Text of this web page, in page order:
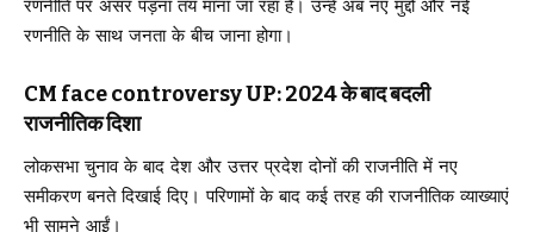
रणनीति पर असर पड़ना तय माना जा रहा है। उन्हें अब नए मुद्दों और नई
रणनीति के साथ जनता के बीच जाना होगा।
CM face controversy UP: 2024 के बाद बदली
राजनीतिक दिशा
लोकसभा चुनाव के बाद देश और उत्तर प्रदेश दोनों की राजनीति में नए
समीकरण बनते दिखाई दिए। परिणामों के बाद कई तरह की राजनीतिक व्याख्याएं
भी सामने आईं।